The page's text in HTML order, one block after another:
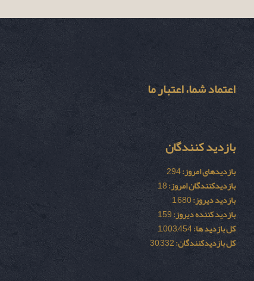
اعتماد شما، اعتبار ما
بازدید کنندگان
بازدیدهای امروز:294
بازدیدکنندگان امروز:18
بازدید دیروز:1,680
بازدید کننده دیروز:159
کل بازدید ها:1,003,454
کل بازدیدکنند‌گان:30,332